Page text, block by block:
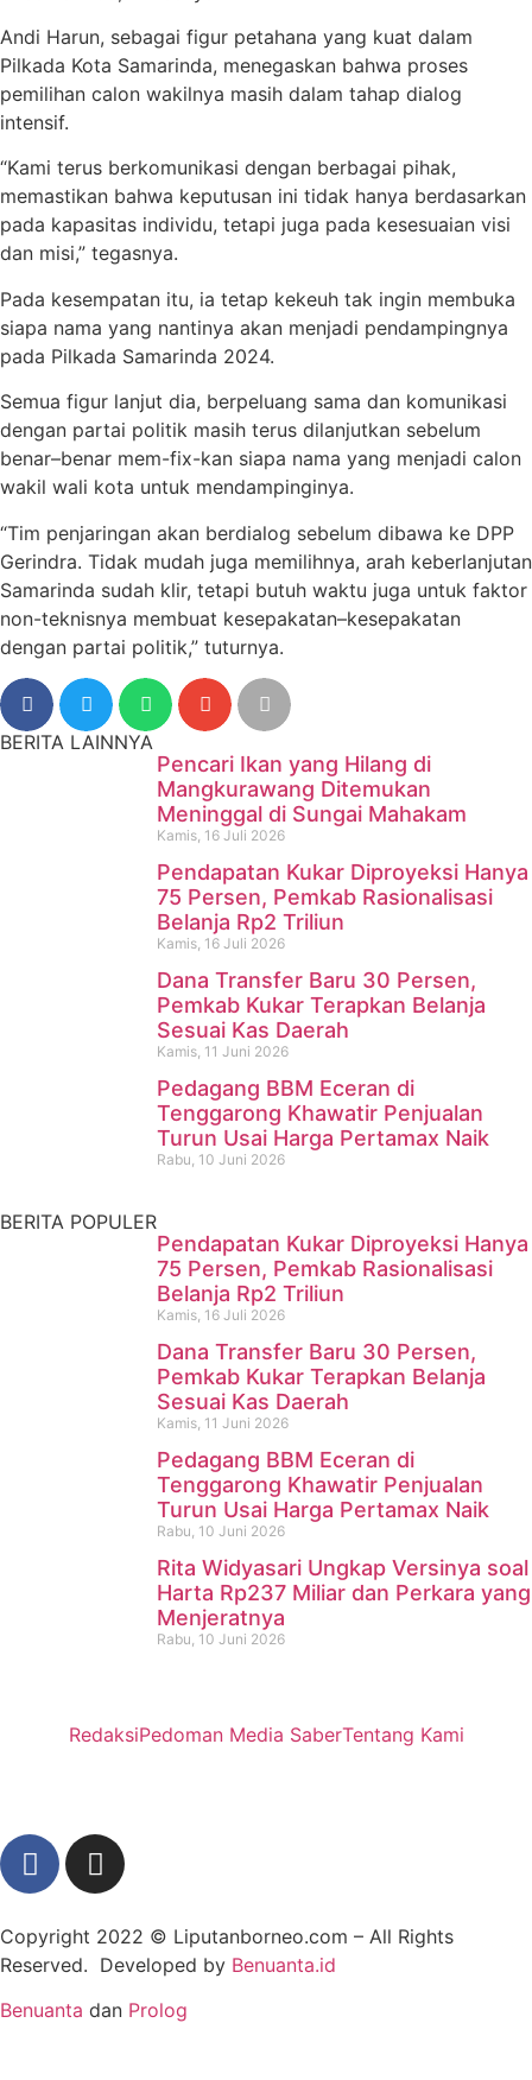
Andi Harun, sebagai figur petahana yang kuat dalam
Pilkada Kota Samarinda, menegaskan bahwa proses
pemilihan calon wakilnya masih dalam tahap dialog
intensif.
“Kami terus berkomunikasi dengan berbagai pihak,
memastikan bahwa keputusan ini tidak hanya berdasarkan
pada kapasitas individu, tetapi juga pada kesesuaian visi
dan misi,” tegasnya.
Pada kesempatan itu, ia tetap kekeuh tak ingin membuka
siapa nama yang nantinya akan menjadi pendampingnya
pada Pilkada Samarinda 2024.
Semua figur lanjut dia, berpeluang sama dan komunikasi
dengan partai politik masih terus dilanjutkan sebelum
benar–benar mem-fix-kan siapa nama yang menjadi calon
wakil wali kota untuk mendampinginya.
“Tim penjaringan akan berdialog sebelum dibawa ke DPP
Gerindra. Tidak mudah juga memilihnya, arah keberlanjutan
Samarinda sudah klir, tetapi butuh waktu juga untuk faktor
non-teknisnya membuat kesepakatan–kesepakatan
dengan partai politik,” tuturnya.
BERITA LAINNYA
Pencari Ikan yang Hilang di
Mangkurawang Ditemukan
Meninggal di Sungai Mahakam
Kamis, 16 Juli 2026
Pendapatan Kukar Diproyeksi Hanya
75 Persen, Pemkab Rasionalisasi
Belanja Rp2 Triliun
Kamis, 16 Juli 2026
Dana Transfer Baru 30 Persen,
Pemkab Kukar Terapkan Belanja
Sesuai Kas Daerah
Kamis, 11 Juni 2026
Pedagang BBM Eceran di
Tenggarong Khawatir Penjualan
Turun Usai Harga Pertamax Naik
Rabu, 10 Juni 2026
Pencari Ikan yang Hilang di
Mangkurawang Ditemukan
Meninggal di Sungai
Mahakam
BERITA POPULER
Pendapatan Kukar Diproyeksi Hanya
75 Persen, Pemkab Rasionalisasi
Belanja Rp2 Triliun
Kamis, 16 Juli 2026
Dana Transfer Baru 30 Persen,
Pemkab Kukar Terapkan Belanja
Sesuai Kas Daerah
Kamis, 11 Juni 2026
Pedagang BBM Eceran di
Tenggarong Khawatir Penjualan
Turun Usai Harga Pertamax Naik
Rabu, 10 Juni 2026
Rita Widyasari Ungkap Versinya soal
Harta Rp237 Miliar dan Perkara yang
Menjeratnya
Rabu, 10 Juni 2026
RedaksiPedoman Media SaberTentang Kami
Copyright 2022 © Liputanborneo.com – All Rights
Reserved. Developed by Benuanta.id
Benuanta dan Prolog